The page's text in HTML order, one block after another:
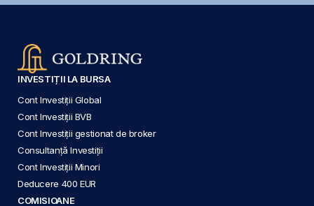
INVESTIȚII LA BURSA
Cont Investiții Global
Cont Investiții BVB
Cont Investiții gestionat de broker
Consultanță Investiții
Cont Investiții Minori
Deducere 400 EUR
COMISIOANE